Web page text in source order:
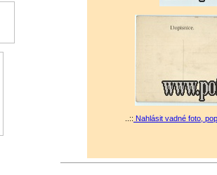
..:: Nahlásit vadné foto,